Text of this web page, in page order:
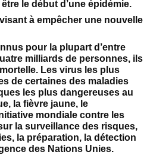
le début d’une épidémie.
à empêcher une nouvelle
pour la plupart d’entre
milliards de personnes, ils
Les virus les plus
de certaines des maladies
les plus dangereuses au
la fièvre jaune, le
mondiale contre les
la surveillance des risques,
la préparation, la détection
des Nations Unies.